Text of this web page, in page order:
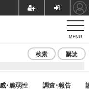
MENU
検索 購読
･脆弱性 調査･報告